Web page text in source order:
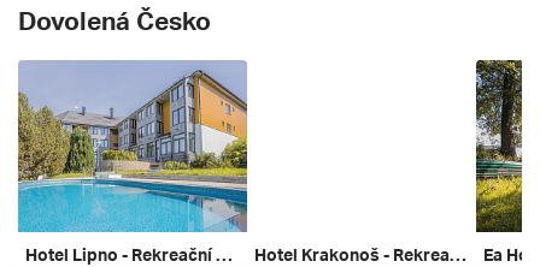
Dovolená Česko
Hotel Lipno - Rekreační Pobyt *** Hotel Krakonoš - Rekreační Pobyt ***+ Ea